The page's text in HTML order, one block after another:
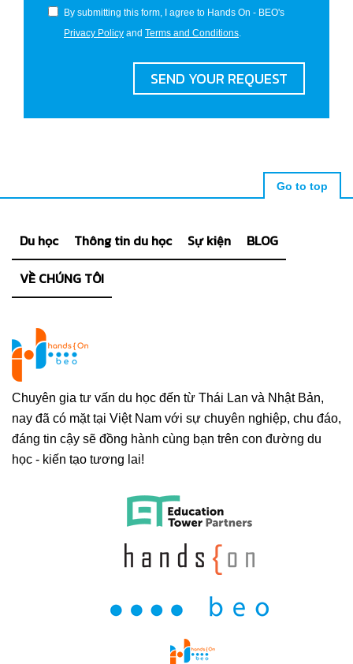
By submitting this form, I agree to Hands On - BEO's
Privacy Policy and Terms and Conditions.
SEND YOUR REQUEST
Go to top
Chuyên gia tư vấn du học đến từ Thái Lan và Nhật Bản,
nay đã có mặt tại Việt Nam với sự chuyên nghiệp, chu đáo,
đáng tin cậy sẽ đồng hành cùng bạn trên con đường du
học - kiến tạo tương lai!
Du học Thông tin du học Sự kiện
BLOG
VỀ CHÚNG TÔI